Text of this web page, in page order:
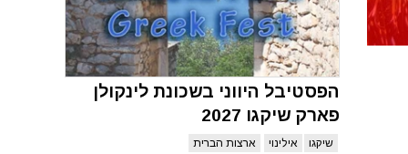
הפסטיבל היווני בשכונת לינקולן
פארק שיקגו 2027
שיקגו אילינוי ארצות הברית